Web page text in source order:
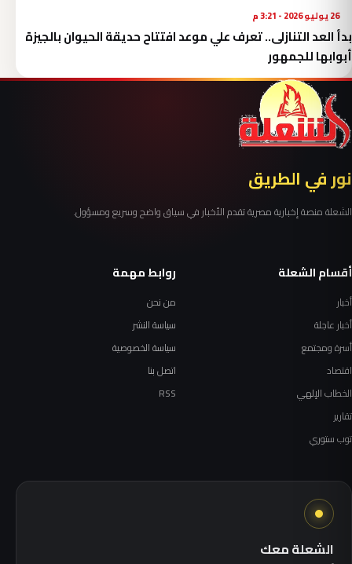
26 يوليو 2026 - 3:21 م
بدأ العد التنازلى.. تعرف علي موعد افتتاح حديقة الحيوان بالجيزة
أبوابها للجمهور
نور في الطريق
الشعلة منصة إخبارية مصرية تقدم الأخبار في سياق واضح وسريع ومسؤول.
أقسام الشعلة
أخبار
أخبار عاجلة
أسرة ومجتمع
اقتصاد
الخطاب الإلهي
تقارير
توب ستوري
روابط مهمة
من نحن
سياسة النشر
سياسة الخصوصية
اتصل بنا
RSS
الشعلة معك